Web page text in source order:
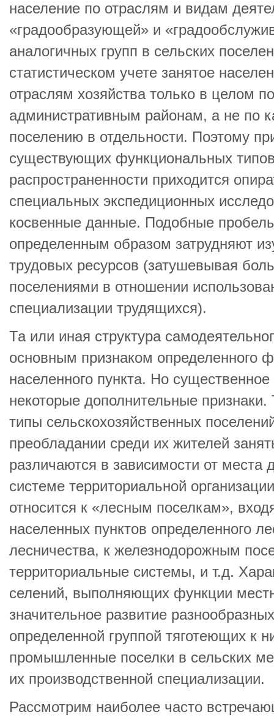
население по отраслям и видам
«градообразующей» и
аналогичных групп в сельских
статистическом учете занятое
отраслям хозяйства только в целом
административным районам, а не по
поселению в отдельности. Поэтому
существующих функциональных
распространенности приходится
специальных экспедиционных
косвенные данные. Подобные
определенным образом затрудняют
трудовых ресурсов (затушевывая
поселениями в отношении
специализации трудящихся).
Та или иная структура
основным признаком определенного
населенного пункта. Но
некоторые дополнительные
типы сельскохозяйственных
преобладании среди их жителей
различаются в зависимости от места
системе территориальной
относится к «лесным поселкам»,
населенных пунктов определенного
лесничества, к железнодорожным
территориальные системы, и т.д.
селений, выполняющих функции
значительное развитие
определенной группой тяготеющих к
промышленные поселки в сельских
их производственной специализации.
Рассмотрим наиболее часто